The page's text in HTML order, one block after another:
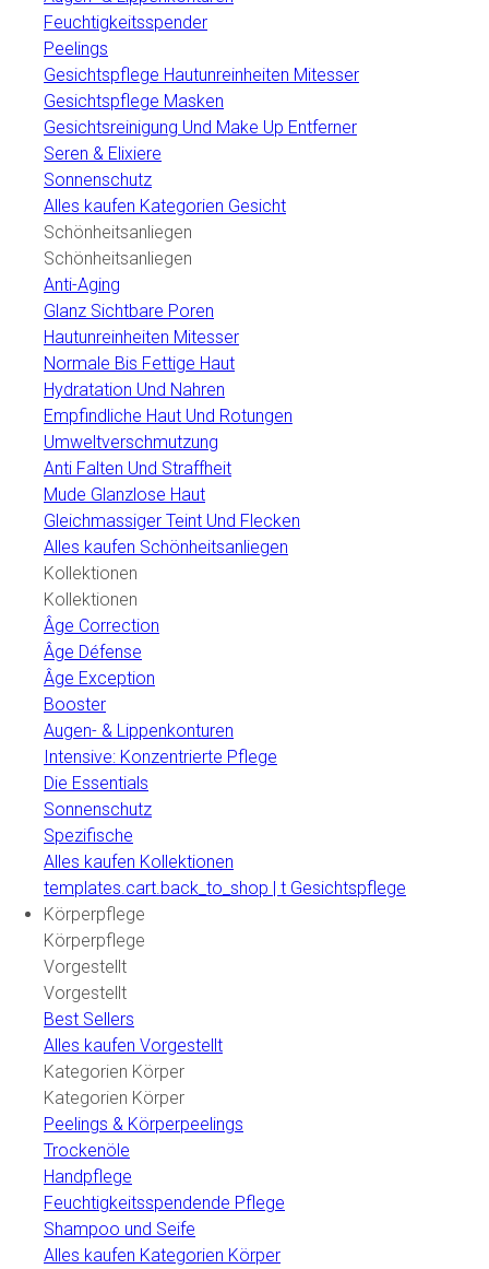
Feuchtigkeitsspender
Peelings
Gesichtspflege Hautunreinheiten Mitesser
Gesichtspflege Masken
Gesichtsreinigung Und Make Up Entferner
Seren & Elixiere
Sonnenschutz
Alles kaufen Kategorien Gesicht
Schönheitsanliegen
Schönheitsanliegen
Anti-Aging
Glanz Sichtbare Poren
Hautunreinheiten Mitesser
Normale Bis Fettige Haut
Hydratation Und Nahren
Empfindliche Haut Und Rotungen
Umweltverschmutzung
Anti Falten Und Straffheit
Mude Glanzlose Haut
Gleichmassiger Teint Und Flecken
Alles kaufen Schönheitsanliegen
Kollektionen
Kollektionen
Âge Correction
Âge Défense
Âge Exception
Booster
Augen- & Lippenkonturen
Intensive: Konzentrierte Pflege
Die Essentials
Sonnenschutz
Spezifische
Alles kaufen Kollektionen
templates.cart.back_to_shop | t Gesichtspflege
Körperpflege
Körperpflege
Vorgestellt
Vorgestellt
Best Sellers
Alles kaufen Vorgestellt
Kategorien Körper
Kategorien Körper
Peelings & Körperpeelings
Trockenöle
Handpflege
Feuchtigkeitsspendende Pflege
Shampoo und Seife
Alles kaufen Kategorien Körper